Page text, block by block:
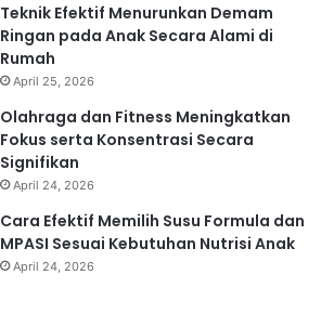
Teknik Efektif Menurunkan Demam
Ringan pada Anak Secara Alami di
Rumah
April 25, 2026
Olahraga dan Fitness Meningkatkan
Fokus serta Konsentrasi Secara
Signifikan
April 24, 2026
Cara Efektif Memilih Susu Formula dan
MPASI Sesuai Kebutuhan Nutrisi Anak
April 24, 2026